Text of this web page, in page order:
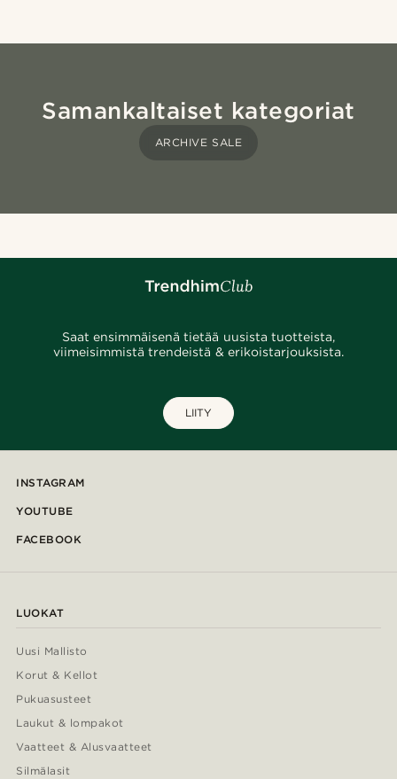
Samankaltaiset kategoriat
ARCHIVE SALE
Saat ensimmäisenä tietää uusista tuotteista,
viimeisimmistä trendeistä & erikoistarjouksista.
LIITY
INSTAGRAM
YOUTUBE
FACEBOOK
LUOKAT
Uusi Mallisto
Korut & Kellot
Pukuasusteet
Laukut & lompakot
Vaatteet & Alusvaatteet
Silmälasit